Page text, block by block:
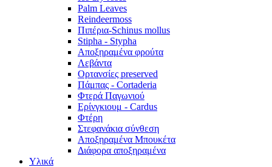
Palm Leaves
Reindeermoss
Πιπέρια-Schinus mollus
Stipha - Stypha
Αποξηραμένα φρούτα
Λεβάντα
Ορτανσίες preserved
Πάμπας - Cortaderia
Φτερά Παγωνιού
Ερίνγκιουμ - Cardus
Φτέρη
Στεφανάκια σύνθεση
Αποξηραμένα Μπουκέτα
Διάφορα αποξηραμένα
Υλικά